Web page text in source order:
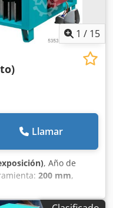
1 / 15
Llamar
, Año de
200 mm,
de chapa cobre